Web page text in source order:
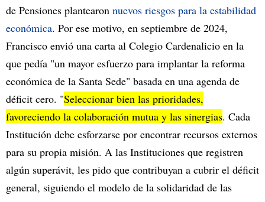
de Pensiones plantearon nuevos riesgos para la estabilidad
económica. Por ese motivo, en septiembre de 2024,
Francisco envió una carta al Colegio Cardenalicio en la
que pedía "un mayor esfuerzo para implantar la reforma
económica de la Santa Sede" basada en una agenda de
déficit cero. "Seleccionar bien las prioridades,
favoreciendo la colaboración mutua y las sinergias. Cada
Institución debe esforzarse por encontrar recursos externos
para su propia misión. A las Instituciones que registren
algún superávit, les pido que contribuyan a cubrir el déficit
general, siguiendo el modelo de la solidaridad de las